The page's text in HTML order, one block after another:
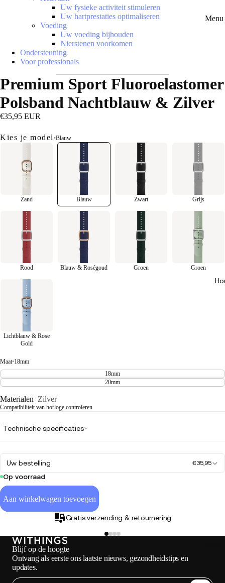
Menu
Uw fysieke activiteit stimuleren
Uw hartprestaties optimaliseren
Voeding
Uw voeding bijhouden
Nierstenen voorkomen
Ondersteuning
Voor professionals
Premium Sport Fluoroelastomer
Polsband Nachtblauw & Zilver
€35,95 EUR
Kies je model •Blauw
Zand Blauw Zwart Grijs
Rood Blauw & Roségoud Groen Groen
Lichtblauw & Rose
Gold
Maat•18mm
18mm
20mm
Materialen Zilver
Compatibiliteit van horloge controleren
Technische specificaties
Uw bestelling €35,95
Op voorraad
Aan winkelwagen toevoegen
Gratis verzending & retournering
Blijf op de hoogte
Ontvang als eerste ons laatste nieuws, gezondheidstips en
updates.